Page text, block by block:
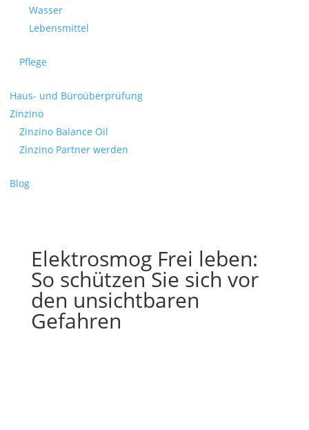
Wasser
Lebensmittel
Pflege
Haus- und Büroüberprüfung
Zinzino
Zinzino Balance Oil
Zinzino Partner werden
Blog
Elektrosmog Frei leben:
So schützen Sie sich vor
den unsichtbaren
Gefahren